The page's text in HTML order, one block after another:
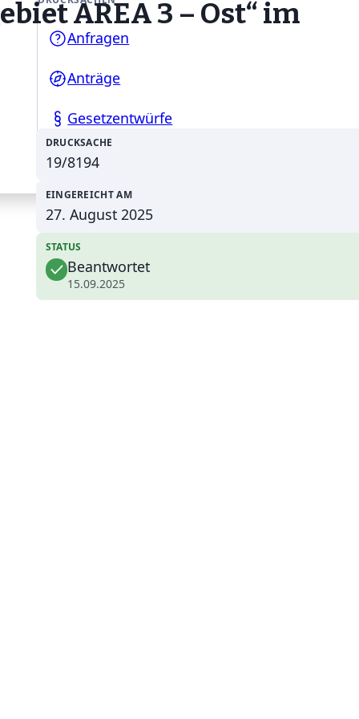
Anfragen
Anträge
Gesetzentwürfe
AREA 3 – Ost“ im
DRUCKSACHE
19/8194
EINGEREICHT AM
27. August 2025
STATUS
Beantwortet
15.09.2025